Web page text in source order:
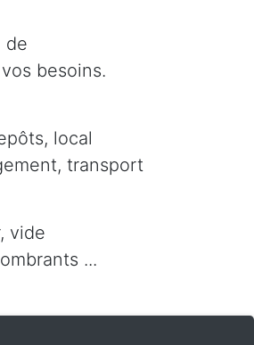
de
besoins.
local
transport
vide
...